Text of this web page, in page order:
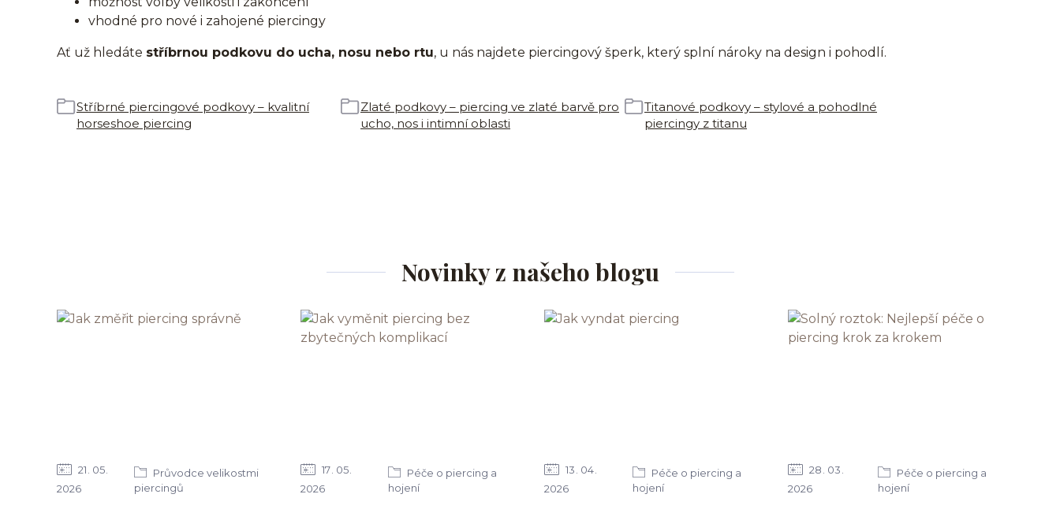
vhodné pro nové i zahojené piercingy
Ať už hledáte stříbrnou podkovu do ucha, nosu nebo rtu, u nás najdete piercingový šperk, který splní nároky na design i pohodlí.
Stříbrné piercingové podkovy – kvalitní
horseshoe piercing
Zlaté podkovy – piercing ve zlaté barvě pro
ucho, nos i intimní oblasti
Titanové podkovy – stylové a pohodlné
piercingy z titanu
Novinky z našeho blogu
21 05
2026
Průvodce velikostmi
piercingů
17 05
2026
Péče o piercing a
hojení
13 04
2026
Péče o piercing a
hojení
28 03
2026
Péče o piercing a
hojení